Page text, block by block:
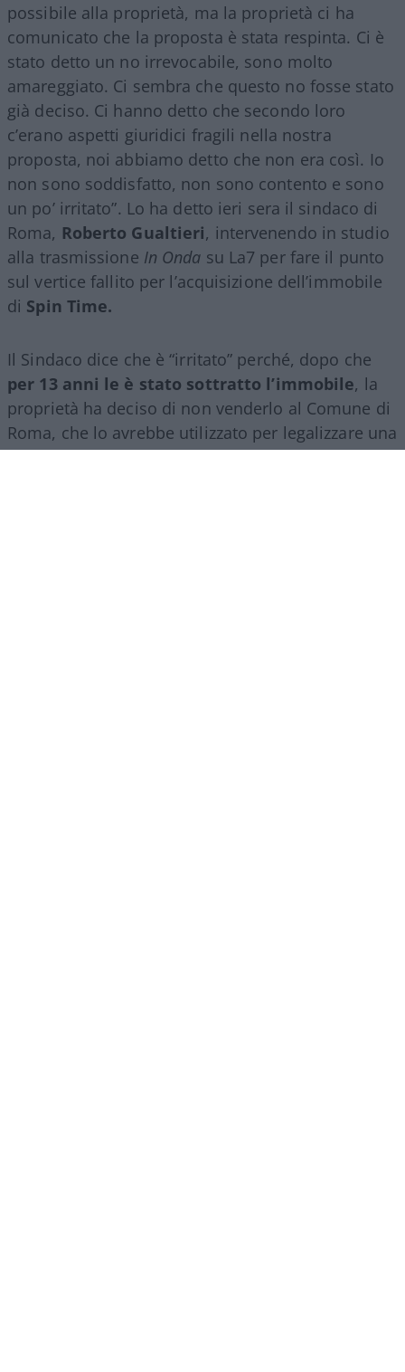
possibile alla proprietà, ma la proprietà ci ha
comunicato che la proposta è stata respinta. Ci è
stato detto un no irrevocabile, sono molto
amareggiato. Ci sembra che questo no fosse stato
già deciso. Ci hanno detto che secondo loro
c’erano aspetti giuridici fragili nella nostra
proposta, noi abbiamo detto che non era così. Io
non sono soddisfatto, non sono contento e sono
un po’ irritato”. Lo ha detto ieri sera il sindaco di
Roma, Roberto Gualtieri, intervenendo in studio
alla trasmissione In Onda su La7 per fare il punto
sul vertice fallito per l’acquisizione dell’immobile
di Spin Time.
Il Sindaco dice che è “irritato” perché, dopo che
per 13 anni le è stato sottratto l’immobile, la
proprietà ha deciso di non venderlo al Comune di
Roma, che lo avrebbe utilizzato per legalizzare una
vergognosa occupazione abusiva.